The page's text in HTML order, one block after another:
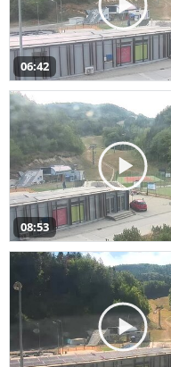
06:42
08:53